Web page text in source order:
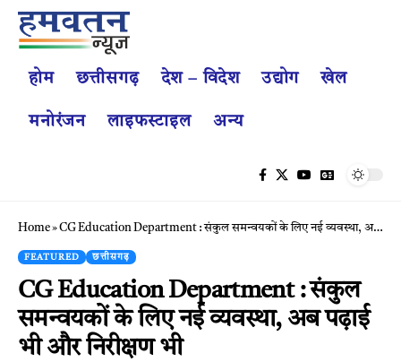
होम छत्तीसगढ़ देश – विदेश उद्योग खेल
मनोरंजन लाइफस्टाइल अन्य
Home»CG Education Department : संकुल समन्वयकों के लिए नई व्यवस्था, अब पढ़ाई भी और निरीक्षण भी
FEATURED छत्तीसगढ़
CG Education Department : संकुल
समन्वयकों के लिए नई व्यवस्था, अब पढ़ाई
भी और निरीक्षण भी